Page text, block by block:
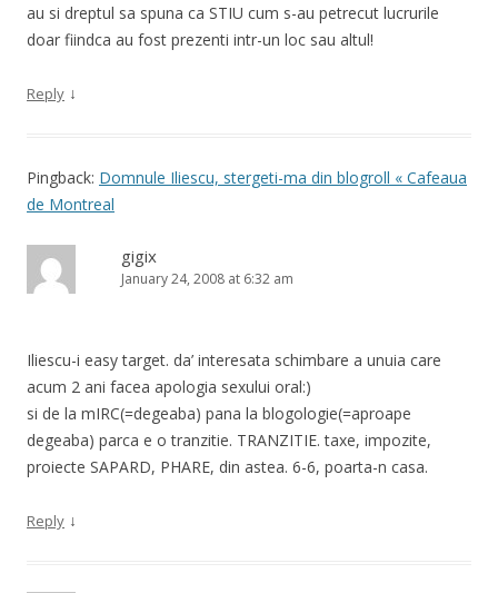
au si dreptul sa spuna ca STIU cum s-au petrecut lucrurile
doar fiindca au fost prezenti intr-un loc sau altul!
Reply ↓
Pingback: Domnule Iliescu, stergeti-ma din blogroll « Cafeaua
de Montreal
gigix
January 24, 2008 at 6:32 am
Iliescu-i easy target. da’ interesata schimbare a unuia care
acum 2 ani facea apologia sexului oral:)
si de la mIRC(=degeaba) pana la blogologie(=aproape
degeaba) parca e o tranzitie. TRANZITIE. taxe, impozite,
proiecte SAPARD, PHARE, din astea. 6-6, poarta-n casa.
Reply ↓